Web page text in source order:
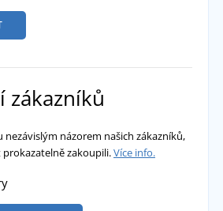
zákazníků
nezávislým názorem našich zákazníků,
zakoupili.Více info.